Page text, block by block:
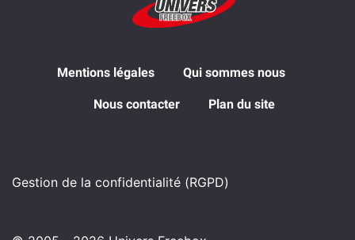
Mentions légales Qui sommes nous
Nous contacter Plan du site
Gestion de la confidentialité (RGPD)